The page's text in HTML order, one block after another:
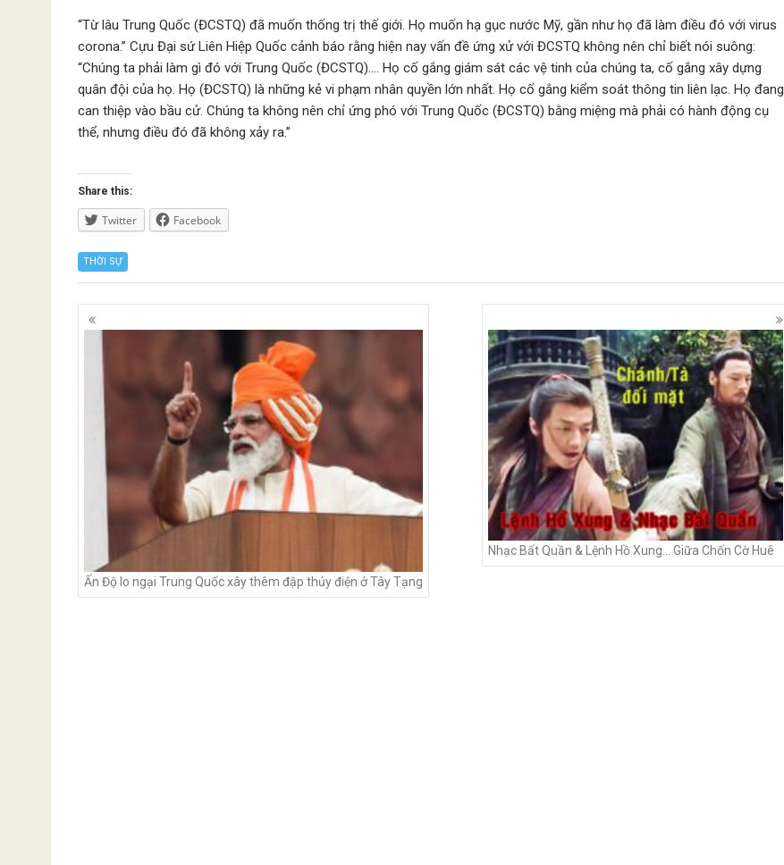
“Từ lâu Trung Quốc (ĐCSTQ) đã muốn thống trị thế giới. Họ muốn hạ gục nước Mỹ, gần như họ đã làm điều đó với virus
corona.” Cựu Đại sứ Liên Hiệp Quốc cảnh báo rằng hiện nay vấn đề ứng xử với ĐCSTQ không nên chỉ biết nói suông:
“Chúng ta phải làm gì đó với Trung Quốc (ĐCSTQ)…. Họ cố gắng giám sát các vệ tinh của chúng ta, cố gắng xây dựng
quân đội của họ. Họ (ĐCSTQ) là những kẻ vi phạm nhân quyền lớn nhất. Họ cố gắng kiểm soát thông tin liên lạc. Họ đang
can thiệp vào bầu cử. Chúng ta không nên chỉ ứng phó với Trung Quốc (ĐCSTQ) bằng miệng mà phải có hành động cụ
thể, nhưng điều đó đã không xảy ra.”
Share this:
Twitter Facebook
THỜI SỰ
Posts
navigation
Ấn Độ lo ngại Trung Quốc xây thêm đập thủy điện ở Tây Tạng
Nhạc Bất Quần & Lệnh Hồ Xung… Giữa Chốn Cờ Huê